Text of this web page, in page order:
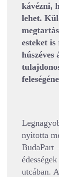
kávézni,
lehet.
esteket
húszéves
nyitotta
BudaPart
utcában.